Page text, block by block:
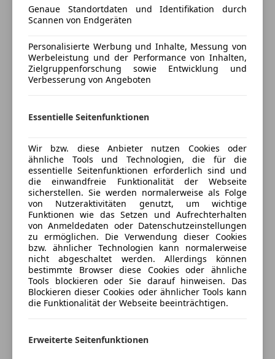
Radio
Sicherheit
ABS
Beifahrerairbag
ESP
Seitenairbag
Wegfahrsperre
Zentralverriegelung
Zentralverriegelung mit Funkfernbedienung
Extras
Alufelgen
Fahrzeug fährt, lenkt und bremst einwandfrei.
Technisch wie optisch gepflegt.
Folgende Teile wurden erneuert:
• Hinterachslager 6x
• Alle Bremsleitungen
• Getriebelager
• Mitteltopf & Endtopf (Auspuff)
• Spur neu eingestellt
• Service mit originalem Mercedes-Öl und Filter
Motor und Getriebe laufen sauber, kein
Wartungsstau.
Ideal als zuverlässiges Alltags- oder
Langstreckenfahrzeug.
Privatverkauf, keine Garantie oder Gewährleistung.
Mehr anzeigen
Kfz-Versicherung
Versicherungsschutz an Ihre Bedürfnisse
anpassen
Freischaden-Gutschein ab Stufe 0
Auto einfach online versichern & Rabatt holen
Jetzt berechnen
Verkäufer Privat
Genaue Standortdaten und Identifikation durch
Scannen von Endgeräten
Personalisierte Werbung und Inhalte, Messung von
Werbeleistung und der Performance von Inhalten,
Zielgruppenforschung sowie Entwicklung und
Verbesserung von Angeboten
Essentielle Seitenfunktionen
Wir bzw. diese Anbieter nutzen Cookies oder
ähnliche Tools und Technologien, die für die
essentielle Seitenfunktionen erforderlich sind und
die einwandfreie Funktionalität der Webseite
sicherstellen. Sie werden normalerweise als Folge
von Nutzeraktivitäten genutzt, um wichtige
Funktionen wie das Setzen und Aufrechterhalten
von Anmeldedaten oder Datenschutzeinstellungen
zu ermöglichen. Die Verwendung dieser Cookies
bzw. ähnlicher Technologien kann normalerweise
nicht abgeschaltet werden. Allerdings können
bestimmte Browser diese Cookies oder ähnliche
Tools blockieren oder Sie darauf hinweisen. Das
Blockieren dieser Cookies oder ähnlicher Tools kann
die Funktionalität der Webseite beeinträchtigen.
Erweiterte Seitenfunktionen